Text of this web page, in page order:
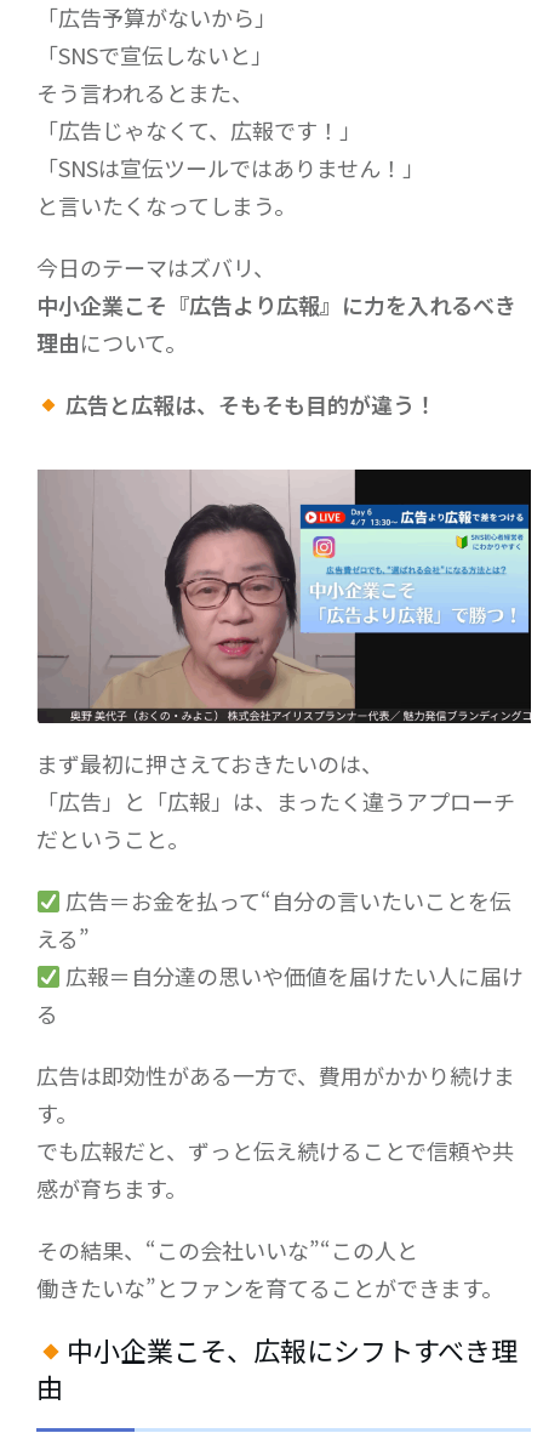
「広告予算がないから」
「SNSで宣伝しないと」
そう言われるとまた、
「広告じゃなくて、広報です！」
「SNSは宣伝ツールではありません！」
と言いたくなってしまう。
今日のテーマはズバリ、
中小企業こそ『広告より広報』に力を入れるべき
理由について。
広告と広報は、そもそも目的が違う！
まず最初に押さえておきたいのは、
「広告」と「広報」は、まったく違うアプローチ
だということ。
広告＝お金を払って“自分の言いたいことを伝
える”
広報＝自分達の思いや価値を届けたい人に届け
る
広告は即効性がある一方で、費用がかかり続けま
す。
でも広報だと、ずっと伝え続けることで信頼や共
感が育ちます。
その結果、“この会社いいな”“この人と
働きたいな”とファンを育てることができます。
中小企業こそ、広報にシフトすべき理
由